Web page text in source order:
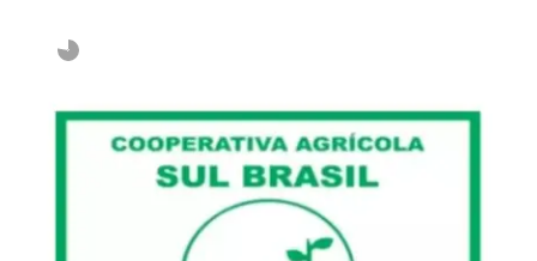
Invalid slider ID or alias.